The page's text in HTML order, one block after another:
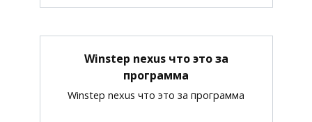
Winstep nexus что это за
программа
Winstep nexus что это за программа